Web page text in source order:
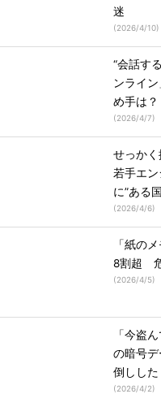
迷
(2026/4/10)
“会話す
ンライ
め手は？
(2026/4/7)
せっか
若手エ
に”ある
(2026/4/6)
「紙の
8割超
(2026/4/5)
「今盗
の暗号
倒しし
(2026/4/2)